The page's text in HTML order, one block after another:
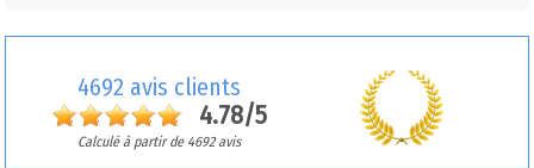
4692 avis clients
4.78/5
Calculé à partir de 4692 avis